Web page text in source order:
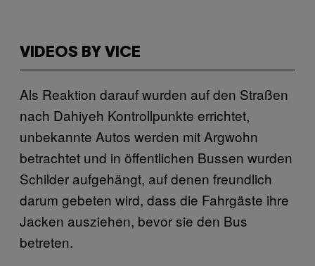
VIDEOS BY VICE
Als Reaktion darauf wurden auf den Straßen
nach Dahiyeh Kontrollpunkte errichtet,
unbekannte Autos werden mit Argwohn
betrachtet und in öffentlichen Bussen wurden
Schilder aufgehängt, auf denen freundlich
darum gebeten wird, dass die Fahrgäste ihre
Jacken ausziehen, bevor sie den Bus
betreten.